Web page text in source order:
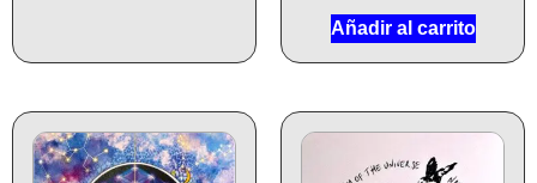
Añadir al carrito